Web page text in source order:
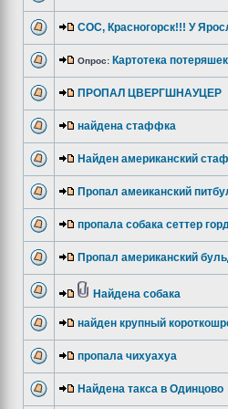
СОС, Красногорск!!! У
Опрос: Картотека
ПРОПАЛ ЦВЕРГШНАУЦЕР
найдена стаффка
Найден американский
Пропал амеиканский
пропала собака сеттер
Пропал американский
Найдена собака
найден крупный
пропала чихуахуа
Найдена такса в Одинцово